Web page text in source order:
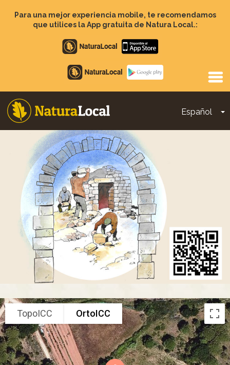
contenido
Para una mejor experiencia mobile, te recomendamos
que utilices la App gratuita de Natura Local.:
Apple
store
Google
Play
Español
Main
navigation
TopoICC OrtoICC